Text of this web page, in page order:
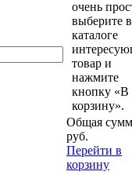
очень
выберите в
каталоге
товар и
нажмите
кнопку «В
корзину».
Общая
руб.
Перейти в
корзину